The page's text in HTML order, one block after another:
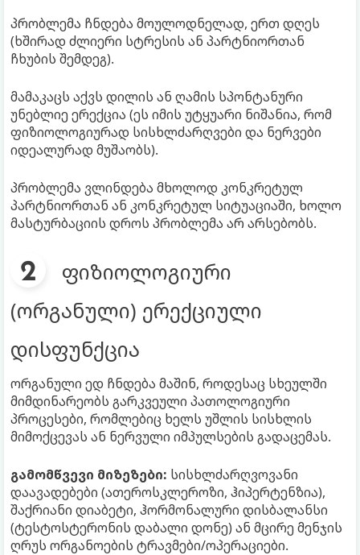
პრობლემა ჩნდება მოულოდნელად, ერთ დღეს
(ხშირად ძლიერი სტრესის ან პარტნიორთან
ჩხუბის შემდეგ).
მამაკაცს აქვს დილის ან ღამის სპონტანური
უნებლიე ერექცია (ეს იმის უტყუარი ნიშანია, რომ
ფიზიოლოგიურად სისხლძარღვები და ნერვები
იდეალურად მუშაობს).
პრობლემა ვლინდება მხოლოდ კონკრეტულ
პარტნიორთან ან კონკრეტულ სიტუაციაში, ხოლო
მასტურბაციის დროს პრობლემა არ არსებობს.
ფიზიოლოგიური
(ორგანული) ერექციული
დისფუნქცია
ორგანული ედ ჩნდება მაშინ, როდესაც სხეულში
მიმდინარეობს გარკვეული პათოლოგიური
პროცესები, რომლებიც ხელს უშლის სისხლის
მიმოქცევას ან ნერვული იმპულსების გადაცემას.
გამომწვევი მიზეზები: სისხლძარღვოვანი
დაავადებები (ათეროსკლეროზი, ჰიპერტენზია),
შაქრიანი დიაბეტი, ჰორმონალური დისბალანსი
(ტესტოსტერონის დაბალი დონე) ან მცირე მენჯის
ღრუს ორგანოების ტრავმები/ოპერაციები.